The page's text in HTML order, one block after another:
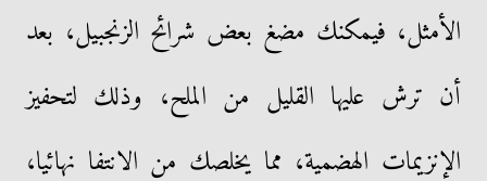
الأمثل، فيمكنك مضغ بعض شرائح الزنجبيل، بعد
أن ترش عليها القليل من الملح، وذلك لتحفيز
الإنزيمات الهضمية، مما يخلصك من الانتفا نهائيا،